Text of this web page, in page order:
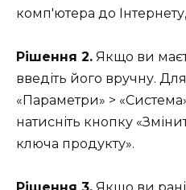
комп'ютера до
Рішення 2. Якщо ви
введіть його вручну.
«Параметри» >
натисніть кнопку
ключа продукту».